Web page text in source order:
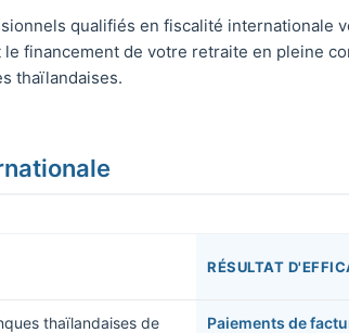
qualifiés en fiscalité internationale
financement de votre retraite en pleine
thaïlandaises.
RÉSULTAT
thaïlandaises de
Paiements de